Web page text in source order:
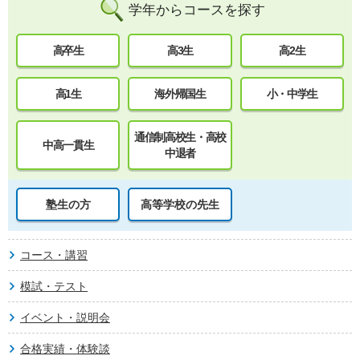
学年からコースを探す
高卒生 高3生 高2生
高1生 海外帰国生 小・中学生
中高一貫生
通信制高校生・高校
中退者
塾生の方 高等学校の先生
コース・講習
模試・テスト
イベント・説明会
合格実績・体験談